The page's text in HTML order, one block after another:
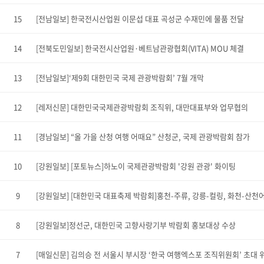
15 [전남일보] 한국전시산업원 이문섭 대표 곡성군 수재민에 물품 전달
14 [전북도민일보] 한국전시산업원·베트남관광협회(VITA) MOU 체결
13 [전남일보]‘제9회 대한민국 국제 관광박람회’ 7월 개막
12 [레저신문] 대한민국국제관광박람회 조직위, 대만대표부와 업무협의
11 [경남일보] “올 가을 산청 여행 어때요” 산청군, 국제 관광박람회 참가
10 [강원일보] [포토뉴스]하노이 국제관광박람회 '강원 관광' 화이팅
9 [강원일보] [대한민국 대표축제 박람회]홍천-주류, 강릉-컬링, 화천-산천
8 [강원일보]정선군, 대한민국 고향사랑기부 박람회 홍보대상 수상
7 [매일신문] 김의승 전 서울시 부시장 ‘한국 여행엑스포 조직위원회’ 초대